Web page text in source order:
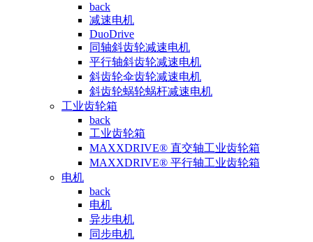
back
减速电机
DuoDrive
同轴斜齿轮减速电机
平行轴斜齿轮减速电机
斜齿轮伞齿轮减速电机
斜齿轮蜗轮蜗杆减速电机
工业齿轮箱
back
工业齿轮箱
MAXXDRIVE® 直交轴工业齿轮箱
MAXXDRIVE® 平行轴工业齿轮箱
电机
back
电机
异步电机
同步电机